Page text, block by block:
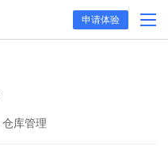
申请体验
仓库管理